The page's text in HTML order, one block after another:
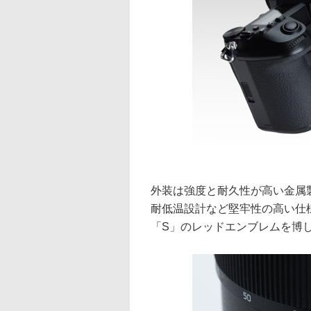
外装は強度と耐久性が高い金
耐低温設計など堅牢性の高い
「S」のレッドエンブレムを